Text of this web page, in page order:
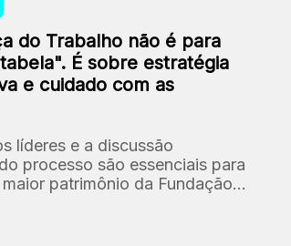
do Trabalho não é para
É sobre estratégia
e cuidado com as
líderes e a discussão
processo são essenciais para
patrimônio da Fundação: